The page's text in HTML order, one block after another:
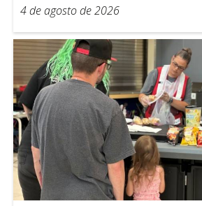
4 de agosto de 2026